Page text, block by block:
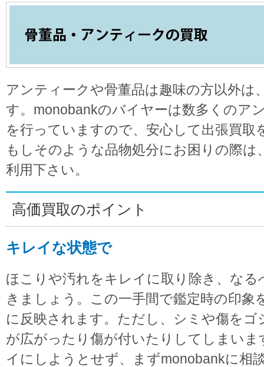
アンティークや骨董品は趣味の方以外は
す。monobankのバイヤーは数多くのア
を行っていますので、安心して出張買取
もしそのような品物処分にお困りの際
利用下さい。
高価買取のポイント
キレイな状態で
ほこりや汚れをキレイに取り除き、な
きましょう。この一手間で鑑定時の印象
に反映されます。ただし、シミや傷を
が広がったり傷が付いたりしてしまい
イにしようとせず、まずmonobankに相